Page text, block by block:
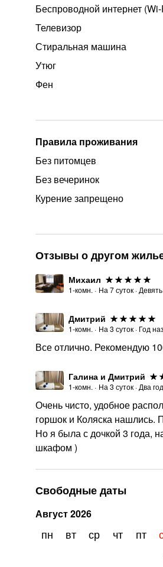
Беспроводной интернет
Телевизор
Стиральная машина
Утюг
Фен
Правила проживания
Без питомцев
Без вечеринок
Курение запрещено
Свободные даты
Август2026
пн вт ср чт пт
Отзывы о другом
Михаил
1-комн. · На 7суток ·
Дмитрий
1-комн. · На 3 суток · Год
Все отлично. Рекомендую
Галина и Дмитрий
1-комн. · На 3 суток · Два
Очень чисто, удобное
горшок и Коляска нашлись.
Но я была с дочкой 3 года,
шкафом )